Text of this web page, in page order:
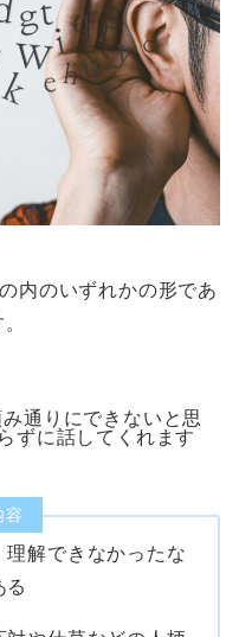
内のいずれかの形であ
通りにできないと思
ずに話してくれます
容
解できなかったな
る